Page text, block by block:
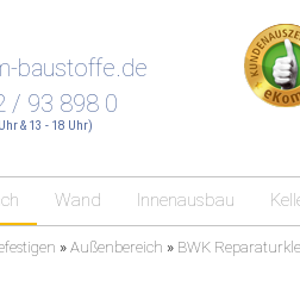
baustoffe.de
/ 93 898 0
& 13 - 18 Uhr)
Wand Innenausbau
» Außenbereich » BWK